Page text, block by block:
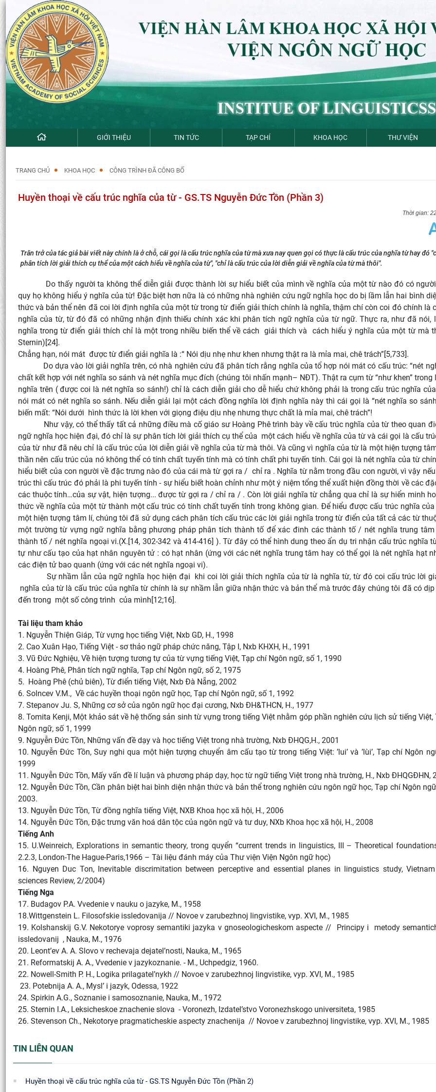
GIỚI THIỆU TIN TỨC TẠP CHÍ KHOA HỌC THƯ VIỆN
TRANG CHỦ KHOA HỌC CÔNG TRÌNH ĐÃ CÔNG BỐ
Huyền thoại về cấu trúc nghĩa của từ - GS.TS Nguyễn Đức Tồn (Phần 3)
Trăn trở của tác giả bài viết này chính là ở chỗ, cái gọi là cấu trúc nghĩa của từ mà xưa nay quen gọi có thực là cấu trúc của nghĩa từ hay đó
phân tích lời giải thích cụ thể của một cách hiểu về nghĩa của từ", "chỉ là cấu trúc của lời diễn giải về nghĩa của từ mà thôi".
Do thấy người ta không thể diễn giải được thành lời sự hiểu biết của mình về nghĩa của một từ nào đó có
quy họ không hiểu ý nghĩa của từ! Đặc biệt hơn nữa là có những nhà nghiên cứu ngữ nghĩa học do bị lầm lẫn hai bình
thức và bản thể nên đã coi lời định nghĩa của một từ trong từ điển giải thích chính là nghĩa, thậm chí còn coi đó chính là
nghĩa của từ, từ đó đã có những nhận định thiếu chính xác khi phân tích ngữ nghĩa của từ ngữ. Thực ra, như đã nói,
nghĩa trong từ điển giải thích chỉ là một trong nhiều biến thể về cách giải thích và cách hiểu ý nghĩa của một từ mà
Sternin)[24].
Chẳng hạn, nói mát được từ điển giải nghĩa là :“ Nói dịu nhẹ như khen nhưng thật ra là mỉa mai, chê trách”[5,733].
Do dựa vào lời giải nghĩa trên, có nhà nghiên cứu đã phân tích rằng nghĩa của tổ hợp nói mát có cấu trúc: “nét
chất kết hợp với nét nghĩa so sánh và nét nghĩa mục đích (chúng tôi nhấn mạnh– NĐT). Thật ra cụm từ “như khen” trong
nghĩa trên ( được coi là nét nghĩa so sánh!) chỉ là cách diễn giải cho dễ hiểu chứ không phải là trong cấu trúc nghĩa
nói mát có nét nghĩa so sánh. Nếu diễn giải lại một cách đồng nghĩa lời định nghĩa này thì cái gọi là “nét nghĩa so
biến mất: “Nói dưới hình thức là lời khen với giọng điệu dịu nhẹ nhưng thực chất là mỉa mai, chê trách”!
Như vậy, có thể thấy tất cả những điều mà cố giáo sư Hoàng Phê trình bày về cấu trúc nghĩa của từ theo quan
ngữ nghĩa học hiện đại, đó chỉ là sự phân tích lời giải thích cụ thể của một cách hiểu về nghĩa của từ và cái gọi là cấu
của từ như đã nêu chỉ là cấu trúc của lời diễn giải về nghĩa của từ mà thôi. Và cũng vì nghĩa của từ là một hiện tượng
thần nên cấu trúc của nó không thể có tính chất tuyến tính mà có tính chất phi tuyến tính. Cái gọi là nét nghĩa của từ
hiểu biết của con người về đặc trưng nào đó của cái mà từ gợi ra / chỉ ra . Nghĩa từ nằm trong đầu con người, vì vậy
trúc thì cấu trúc đó phải là phi tuyến tính - sự hiểu biết hoàn chỉnh như một ý niệm tổng thể xuất hiện đồng thời về các
các thuộc tính…của sự vật, hiện tượng... được từ gợi ra / chỉ ra / . Còn lời giải nghĩa từ chẳng qua chỉ là sự hiển minh
thức về nghĩa của một từ thành một cấu trúc có tính chất tuyến tính trong không gian. Để hiểu được cấu trúc nghĩa
một hiện tượng tâm lí, chúng tôi đã sử dụng cách phân tích cấu trúc các lời giải nghĩa trong từ điển của tất cả các từ
một trường từ vựng ngữ nghĩa bằng phương pháp phân tích thành tố để xác đinh các thành tố / nét nghĩa trung
thành tố / nét nghĩa ngoại vi.(X.[14, 302-342 và 414-416] ). Từ đây có thể hình dung theo ẩn dụ tri nhận cấu trúc nghĩa
tự như cấu tạo của hạt nhân nguyên tử : có hạt nhân (ứng với các nét nghĩa trung tâm hay có thể gọi là nét nghĩa hạt
các điện tử bao quanh (ứng với các nét nghĩa ngoại vi).
Sự nhầm lẫn của ngữ nghĩa học hiện đại khi coi lời giải thích nghĩa của từ là nghĩa từ, từ đó coi cấu trúc lời
nghĩa của từ là cấu trúc của nghĩa từ chính là sự nhầm lẫn giữa nhận thức và bản thể mà trước đây chúng tôi đã có
đến trong một số công trình của mình[12;16].
Tài liệu tham khảo
1. Nguyễn Thiện Giáp, Từ vựng học tiếng Việt, Nxb GD, H., 1998
2. Cao Xuân Hạo, Tiếng Việt - sơ thảo ngữ pháp chức năng, Tập I, Nxb KHXH, H., 1991
3. Vũ Đức Nghiệu, Về hiện tượng tương tự của từ vựng tiếng Việt, Tạp chí Ngôn ngữ, số 1, 1990
4. Hoàng Phê, Phân tích ngữ nghĩa, Tạp chí Ngôn ngữ, số 2, 1975
5. Hoàng Phê (chủ biên), Từ điển tiếng Việt, Nxb Đà Nẵng, 2002
6. Solncev V.M., Về các huyền thoại ngôn ngữ học, Tạp chí Ngôn ngữ, số 1, 1992
7. Stepanov Ju. S, Những cơ sở của ngôn ngữ học đại cương, Nxb ĐH&THCN, H., 1977
8. Tomita Kenji, Một khảo sát về hệ thống sản sinh từ vựng trong tiếng Việt nhằm góp phần nghiên cứu lịch sử tiếng Việt,
Ngôn ngữ, số 1, 1999
9. Nguyễn Đức Tồn, Những vấn đề dạy và học tiếng Việt trong nhà trường, Nxb ĐHQG,H., 2001
10. Nguyễn Đức Tồn, Suy nghi qua một hiện tượng chuyển âm cấu tạo từ trong tiếng Việt: ’lui’ và ’lùi’, Tạp chí Ngôn
1999
11. Nguyễn Đức Tồn, Mấy vấn đề lí luận và phương pháp dạy, học từ ngữ tiếng Việt trong nhà trường, H., Nxb ĐHQGĐHN,
12. Nguyễn Đức Tồn, Cần phân biệt hai bình diện nhận thức và bản thể trong nghiên cứu ngôn ngữ học, Tạp chí Ngôn
2003.
13. Nguyễn Đức Tồn, Từ đồng nghĩa tiếng Việt, NXB Khoa học xã hội, H., 2006
14. Nguyễn Đức Tồn, Đặc trưng văn hoá dân tộc của ngôn ngữ và tư duy, NXb Khoa học xã hội, H., 2008
Tiếng Anh
15. U.Weinreich, Explorations in semantic theory, trong quyển “current trends in linguistics, III – Theoretical
2.2.3, London-The Hague-Paris,1966 – Tài liệu đánh máy của Thư viện Viện Ngôn ngữ học)
16. Nguyen Duc Ton, Inevitable discrimitation between perceptive and essential planes in linguistics study,
sciences Review, 2/2004)
Tiếng Nga
17. Budagov P.A. Vvedenie v nauku o jazyke, M., 1958
18.Wittgenstein L. Filosofskie issledovanija // Novoe v zarubezhnoj lingvistike, vyp. XVI, M., 1985
19. Kolshanskij G.V. Nekotorye voprosy semantiki jazyka v gnoseologicheskom aspecte // Principy i metody
issledovanij , Nauka, M., 1976
20. Leont’ev A. A. Slovo v rechevaja dejatel’nosti, Nauka, M., 1965
21. Reformatskij A. A., Vvedenie v jazykoznanie. - M., Uchpedgiz, 1960.
22. Nowell-Smith P. H., Logika prilagatel’nykh // Novoe v zarubezhnoj lingvistike, vyp. XVI, M., 1985
23. Potebnija A. A., Mysl’ i jazyk, Odessa, 1922
24. Spirkin A.G., Soznanie i samosoznanie, Nauka, M., 1972
25. Sternin I.A., Leksicheskoe znachenie slova - Voronezh, Izdatel’stvo Voronezhskogo universiteta, 1985
26. Stevenson Ch., Nekotorye pragmaticheskie aspecty znachenija // Novoe v zarubezhnoj lingvistike, vyp. XVI, M., 1985
TIN LIÊN QUAN
Huyền thoại về cấu trúc nghĩa của từ - GS.TS Nguyễn Đức Tồn (Phần 2)